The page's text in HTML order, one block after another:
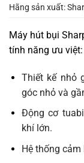
Hãng sản xuất:
Máy hút bụi
tính năng ưu việt:
Thiết kế nhỏ
góc nhỏ và
Động cơ
khí lớn.
Hệ thống